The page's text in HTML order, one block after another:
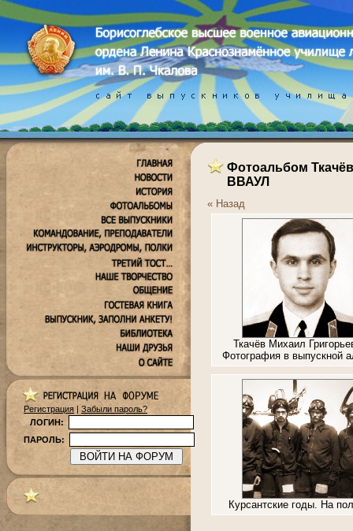
Регистрация | Забыли пароль?
ЛОГИН:
ПАРОЛЬ:
Фотоальбом
ВВАУЛ
« Назад
Ткачёв Михаил
Фотография в выпускной
Курсантские годы. На